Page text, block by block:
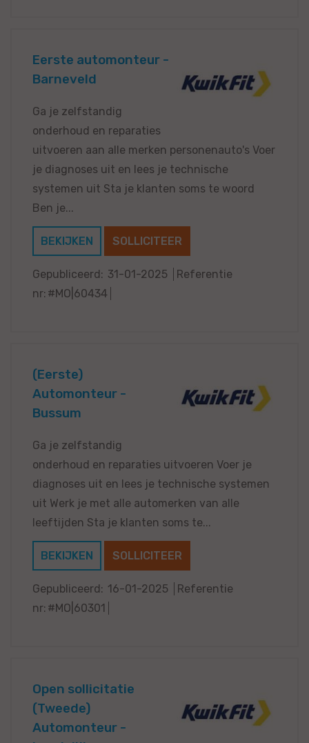
Eerste automonteur -
Barneveld
Ga je zelfstandig
onderhoud en reparaties
uitvoeren aan alle merken personenauto's Voer
je diagnoses uit en lees je technische
systemen uit Sta je klanten soms te woord
Ben je...
BEKIJKEN SOLLICITEER
Gepubliceerd: 31-01-2025
Referentie
nr: #MO|60434
(Eerste)
Automonteur -
Bussum
Ga je zelfstandig
onderhoud en reparaties uitvoeren Voer je
diagnoses uit en lees je technische systemen
uit Werk je met alle automerken van alle
leeftijden Sta je klanten soms te...
BEKIJKEN SOLLICITEER
Gepubliceerd: 16-01-2025
Referentie
nr: #MO|60301
Open sollicitatie
(Tweede)
Automonteur -